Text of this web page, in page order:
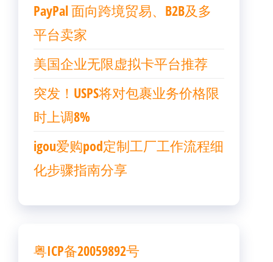
PayPal 面向跨境贸易、B2B及多
平台卖家
美国企业无限虚拟卡平台推荐
突发！USPS将对包裹业务价格限
时上调8%
igou爱购pod定制工厂工作流程细
化步骤指南分享
粤ICP备20059892号